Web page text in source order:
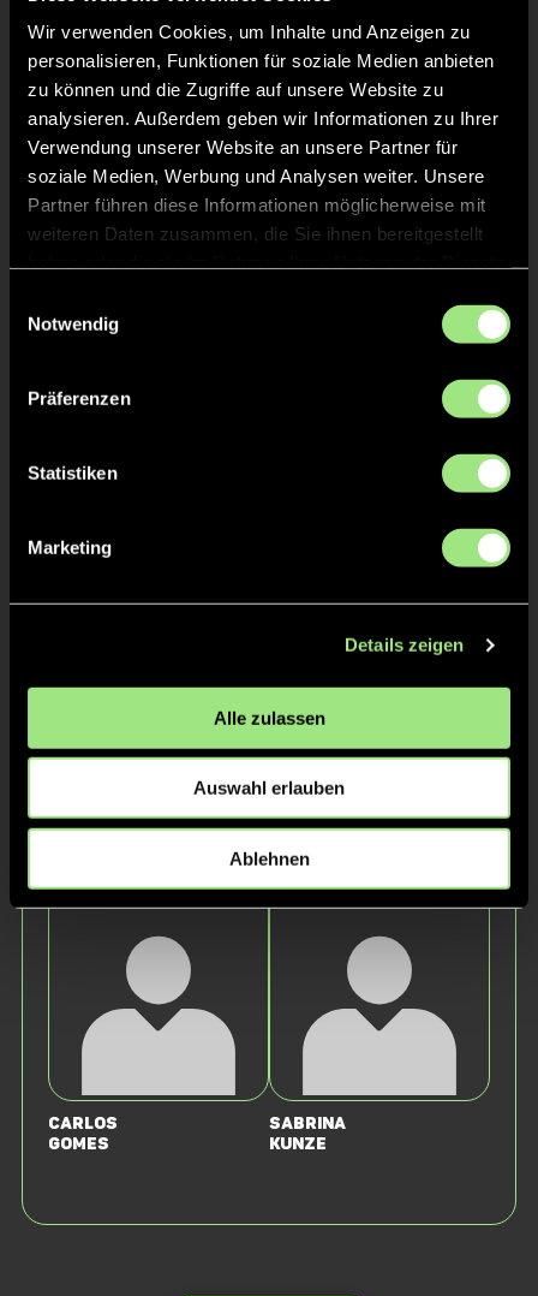
Wir verwenden Cookies, um Inhalte und Anzeigen zu
personalisieren, Funktionen für soziale Medien anbieten
zu können und die Zugriffe auf unsere Website zu
analysieren. Außerdem geben wir Informationen zu Ihrer
Verwendung unserer Website an unsere Partner für
soziale Medien, Werbung und Analysen weiter. Unsere
Partner führen diese Informationen möglicherweise mit
weiteren Daten zusammen, die Sie ihnen bereitgestellt
Notwendig
Präferenzen
Statistiken
Marketing
Details zeigen
Alle zulassen
Auswahl erlauben
Ablehnen
Julius
W.
Aaron
S.
Vincent
L.
Staff
Emil
Gomes
Carlos
Gomes
Sabrina
Kunze